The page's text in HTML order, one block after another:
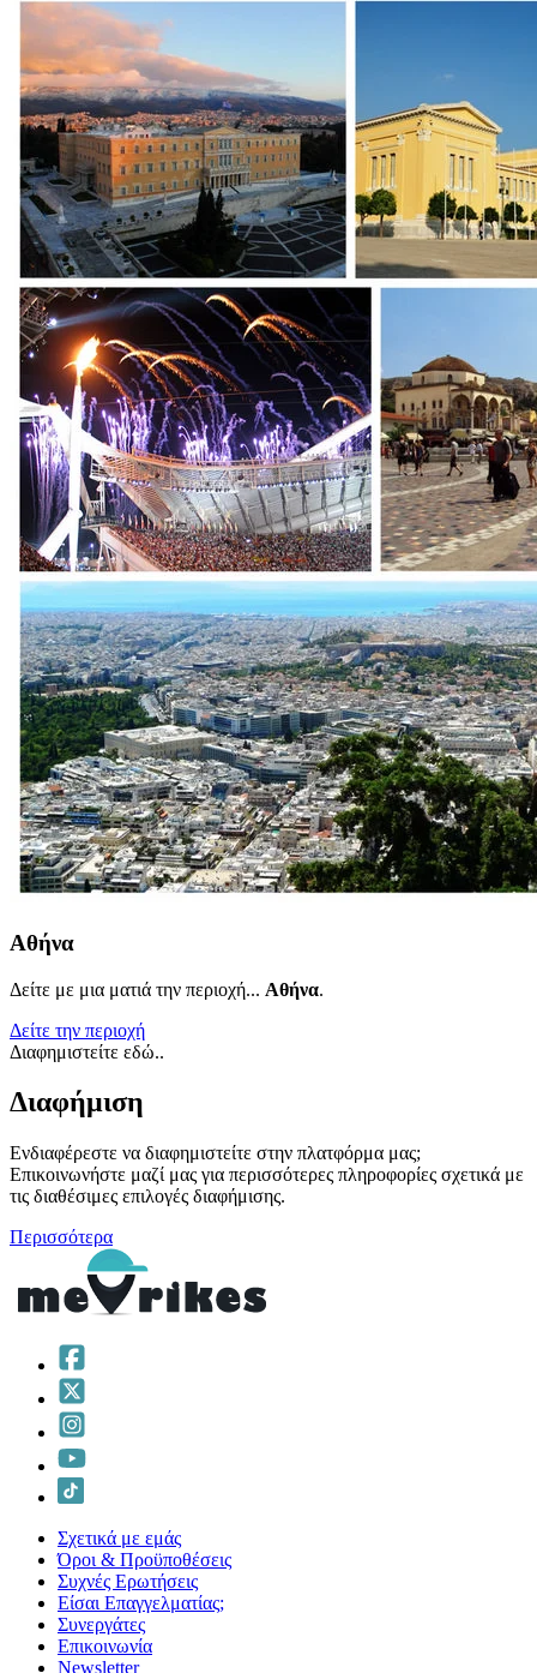
Αθήνα
Δείτε με μια ματιά την περιοχή... Αθήνα.
Δείτε την περιοχή
Διαφημιστείτε εδώ..
Διαφήμιση
Ενδιαφέρεστε να διαφημιστείτε στην πλατφόρμα μας;
Επικοινωνήστε μαζί μας για περισσότερες πληροφορίες σχετικά με
τις διαθέσιμες επιλογές διαφήμισης.
Περισσότερα
Σχετικά με εμάς
Όροι & Προϋποθέσεις
Συχνές Ερωτήσεις
Είσαι Επαγγελματίας;
Συνεργάτες
Επικοινωνία
Νewsletter